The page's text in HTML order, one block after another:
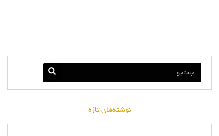
نوشته‌های تازه